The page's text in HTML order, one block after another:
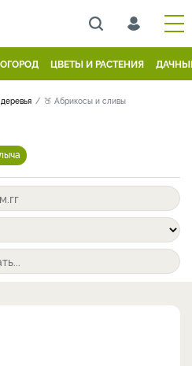
ЦВЕТЫ И РАСТЕНИЯ
🍑 Абрикосы и сливы